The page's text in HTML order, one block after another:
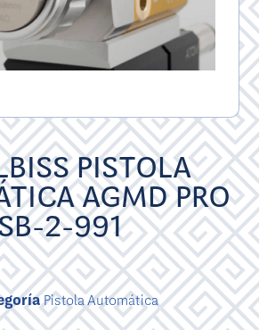
PISTOLA
AGMD PRO
2-991
Pistola Automática